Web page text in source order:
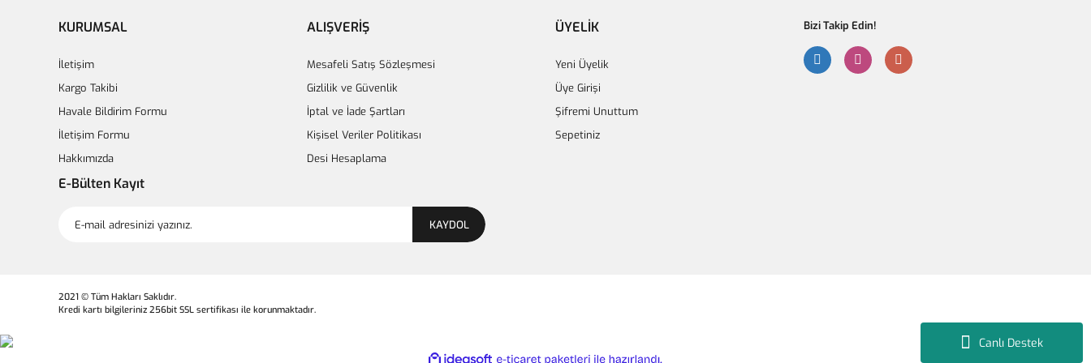
Canlı Destek
Gönder
KURUMSAL
İletişim
Kargo Takibi
Havale Bildirim Formu
İletişim Formu
Hakkımızda
ALIŞVERİŞ
Mesafeli Satış Sözleşmesi
Gizlilik ve Güvenlik
İptal ve İade Şartları
Kişisel Veriler Politikası
Desi Hesaplama
ÜYELİK
Yeni Üyelik
Üye Girişi
Şifremi Unuttum
Sepetiniz
Bizi Takip Edin!
E-Bülten Kayıt
KAYDOL
2021 © Tüm Hakları Saklıdır.
Kredi kartı bilgileriniz 256bit SSL sertifikası ile korunmaktadır.
ideasoft e-